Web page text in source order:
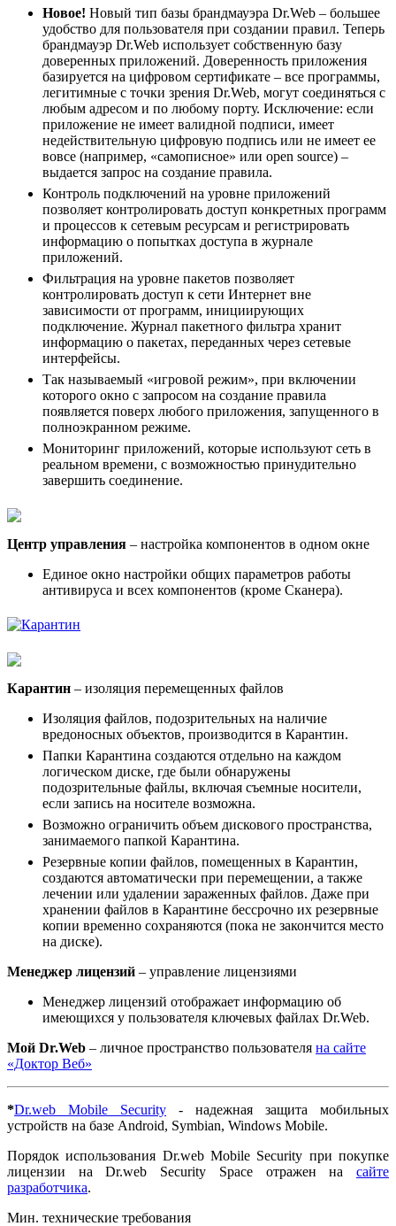
Новое! Новый тип базы брандмауэра Dr.Web – большее
удобство для пользователя при создании правил. Теперь
брандмауэр Dr.Web использует собственную базу
доверенных приложений. Доверенность приложения
базируется на цифровом сертификате – все программы,
легитимные с точки зрения Dr.Web, могут соединяться с
любым адресом и по любому порту. Исключение: если
приложение не имеет валидной подписи, имеет
недействительную цифровую подпись или не имеет ее
вовсе (например, «самописное» или open source) –
выдается запрос на создание правила.
Контроль подключений на уровне приложений
позволяет контролировать доступ конкретных программ
и процессов к сетевым ресурсам и регистрировать
информацию о попытках доступа в журнале
приложений.
Фильтрация на уровне пакетов позволяет
контролировать доступ к сети Интернет вне
зависимости от программ, инициирующих
подключение. Журнал пакетного фильтра хранит
информацию о пакетах, переданных через сетевые
интерфейсы.
Так называемый «игровой режим», при включении
которого окно с запросом на создание правила
появляется поверх любого приложения, запущенного в
полноэкранном режиме.
Мониторинг приложений, которые используют сеть в
реальном времени, с возможностью принудительно
завершить соединение.
Центр управления – настройка компонентов в одном окне
Единое окно настройки общих параметров работы
антивируса и всех компонентов (кроме Сканера).
Карантин – изоляция перемещенных файлов
Изоляция файлов, подозрительных на наличие
вредоносных объектов, производится в Карантин.
Папки Карантина создаются отдельно на каждом
логическом диске, где были обнаружены
подозрительные файлы, включая съемные носители,
если запись на носителе возможна.
Возможно ограничить объем дискового пространства,
занимаемого папкой Карантина.
Резервные копии файлов, помещенных в Карантин,
создаются автоматически при перемещении, а также
лечении или удалении зараженных файлов. Даже при
хранении файлов в Карантине бессрочно их резервные
копии временно сохраняются (пока не закончится место
на диске).
Менеджер лицензий – управление лицензиями
Менеджер лицензий отображает информацию об
имеющихся у пользователя ключевых файлах Dr.Web.
Мой Dr.Web – личное пространство пользователя на сайте
«Доктор Веб»
*Dr.web Mobile Security - надежная защита мобильных
устройств на базе Android, Symbian, Windows Mobile.
Порядок использования Dr.web Mobile Security при покупке
лицензии на Dr.web Security Space отражен на сайте
разработчика.
Мин. технические требования